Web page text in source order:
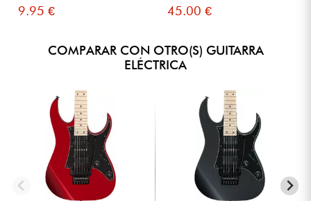
9.95 € 45.00 €
COMPARAR CON OTRO(S) GUITARRA
ELÉCTRICA